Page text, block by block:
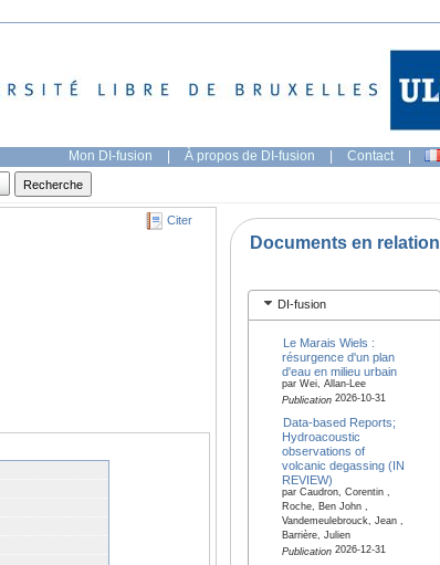
Mon DI-fusion | À propos de DI-fusion | Contact |
Citer
Documents en relation
DI-fusion
Le Marais Wiels :
résurgence d'un plan
d'eau en milieu urbain
par Wei, Allan-Lee
Publication2026-10-31
Data-based Reports;
Hydroacoustic
observations of
volcanic degassing (IN
REVIEW)
par Caudron, Corentin ,
Roche, Ben John ,
Vandemeulebrouck, Jean ,
Barrière, Julien
Publication2026-12-31